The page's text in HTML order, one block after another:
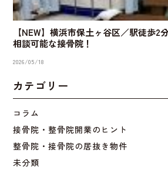
【NEW】横浜市保土ヶ谷区／駅徒歩
相談可能な接骨院！
2026/05/18
カテゴリー
コラム
接骨院・整骨院開業のヒント
整骨院・接骨院の居抜き物件
未分類